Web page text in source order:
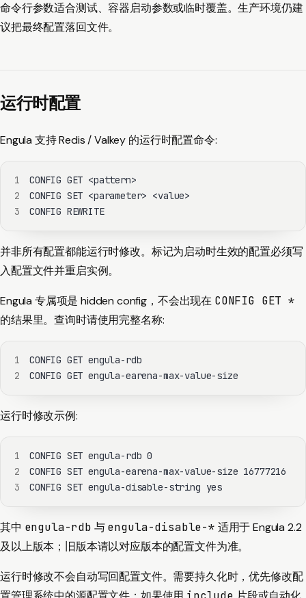
命令行参数适合测试、容器启动参数或临时覆盖。生产环境仍建
议把最终配置落回文件。
运行时配置
Engula 支持 Redis / Valkey 的运行时配置命令:
1
2
3
CONFIG REWRITE
并非所有配置都能运行时修改。标记为启动时生效的配置必须写
入配置文件并重启实例。
Engula 专属项是 hidden config，不会出现在 CONFIG GET *
的结果里。查询时请使用完整名称:
1
2
CONFIG GET engula-earena-max-value-size
运行时修改示例:
1
2
3
CONFIG SET engula-disable-string yes
其中 engula-rdb 与engula-disable-* 适用于 Engula 2.2
及以上版本；旧版本请以对应版本的配置文件为准。
运行时修改不会自动写回配置文件。需要持久化时，优先修改配